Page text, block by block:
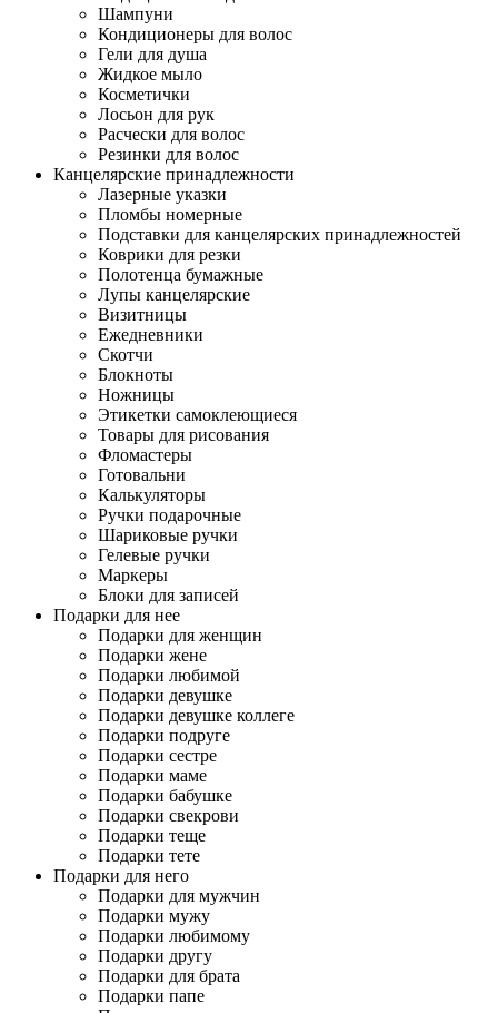
Шампуни
Кондиционеры для волос
Гели для душа
Жидкое мыло
Косметички
Лосьон для рук
Расчески для волос
Резинки для волос
Канцелярские принадлежности
Лазерные указки
Пломбы номерные
Подставки для канцелярских принадлежностей
Коврики для резки
Полотенца бумажные
Лупы канцелярские
Визитницы
Ежедневники
Скотчи
Блокноты
Ножницы
Этикетки самоклеющиеся
Товары для рисования
Фломастеры
Готовальни
Калькуляторы
Ручки подарочные
Шариковые ручки
Гелевые ручки
Маркеры
Блоки для записей
Подарки для нее
Подарки для женщин
Подарки жене
Подарки любимой
Подарки девушке
Подарки девушке коллеге
Подарки подруге
Подарки сестре
Подарки маме
Подарки бабушке
Подарки свекрови
Подарки теще
Подарки тете
Подарки для него
Подарки для мужчин
Подарки мужу
Подарки любимому
Подарки другу
Подарки для брата
Подарки папе